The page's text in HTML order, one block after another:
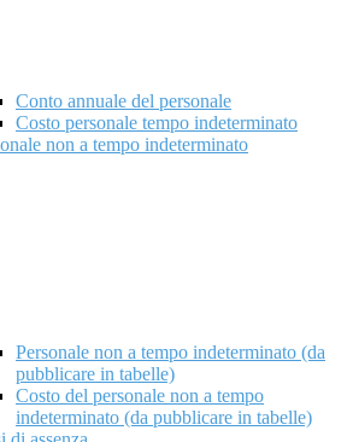
Conto annuale del personale
Costo personale tempo indeterminato
non a tempo indeterminato
Personale non a tempo indeterminato (da
pubblicare in tabelle)
Costo del personale non a tempo
indeterminato (da pubblicare in tabelle)